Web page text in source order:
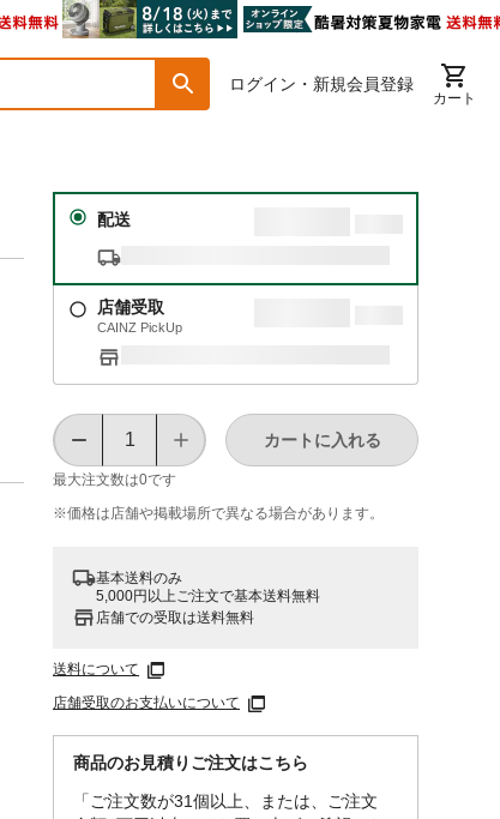
ログイン・新規会員登録
カート
配送
店舗受取
CAINZ PickUp
最大注文数は0です
カートに入れる
※価格は​店舗や​掲載場所で​異なる​場合が​あります。
基本送料のみ
5,000円以上ご注文で基本送料無料
店舗での受取は送料無料
送料について
店舗受取のお支払いについて
商品のお見積りご注文はこちら
「ご注文数が31個以上、または、ご注文